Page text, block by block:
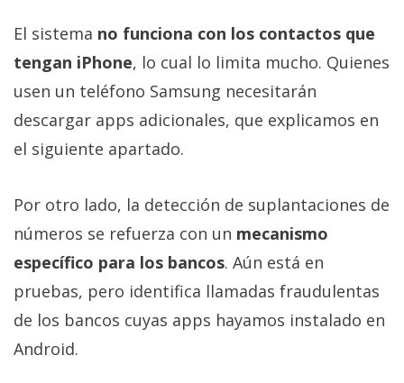
El sistema no funciona con los contactos que
tengan iPhone, lo cual lo limita mucho. Quienes
usen un teléfono Samsung necesitarán
descargar apps adicionales, que explicamos en
el siguiente apartado.
Por otro lado, la detección de suplantaciones de
números se refuerza con un mecanismo
específico para los bancos. Aún está en
pruebas, pero identifica llamadas fraudulentas
de los bancos cuyas apps hayamos instalado en
Android.